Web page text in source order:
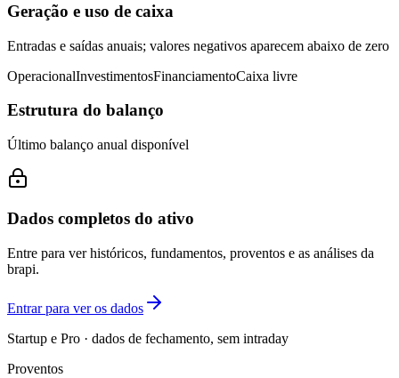
Geração e uso de caixa
Entradas e saídas anuais; valores negativos aparecem abaixo de zero
OperacionalInvestimentosFinanciamentoCaixa livre
Estrutura do balanço
Último balanço anual disponível
Dados completos do ativo
Entre para ver históricos, fundamentos, proventos e as análises da
brapi.
Entrar para ver os dados
Startup e Pro · dados de fechamento, sem intraday
Proventos